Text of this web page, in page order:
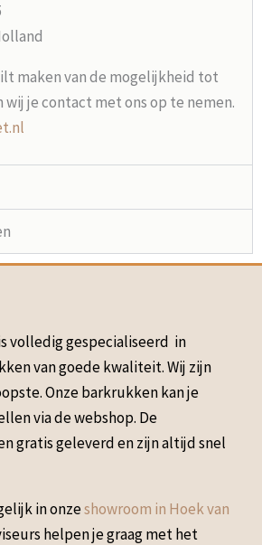
maken van de mogelijkheid tot
je contact met ons op te nemen.
volledig gespecialiseerd in
van goede kwaliteit. Wij zijn
Onze barkrukken kan je
via de webshop. De
gratis geleverd en zijn altijd snel
in onzeshowroom in Hoek van
helpen je graag met het